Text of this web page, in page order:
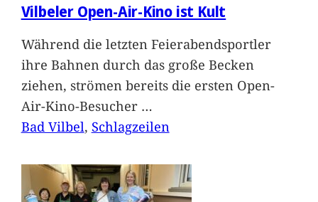
Vilbeler Open-Air-Kino ist Kult
Während die letzten Feierabendsportler
ihre Bahnen durch das große Becken
ziehen, strömen bereits die ersten Open-
Air-Kino-Besucher …
Bad Vilbel, Schlagzeilen